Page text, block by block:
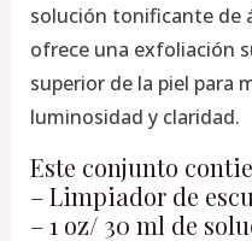
solución tonificante de
ofrece una exfoliación
superior de la piel para
luminosidad y claridad.
Este conjunto
– Limpiador de
– 1 oz/ 30 ml de